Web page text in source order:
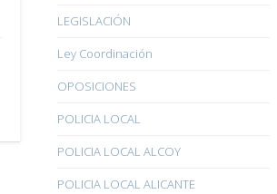
LEGISLACIÓN
Ley Coordinación
OPOSICIONES
POLICIA LOCAL
POLICIA LOCAL ALCOY
POLICIA LOCAL ALICANTE